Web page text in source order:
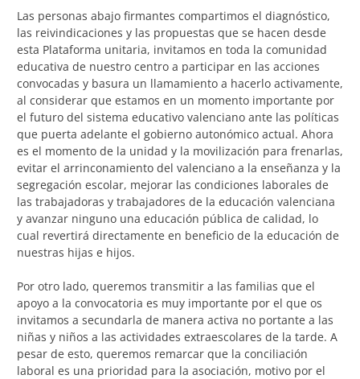
Las personas abajo firmantes compartimos el diagnóstico,
las reivindicaciones y las propuestas que se hacen desde
esta Plataforma unitaria, invitamos en toda la comunidad
educativa de nuestro centro a participar en las acciones
convocadas y basura un llamamiento a hacerlo activamente,
al considerar que estamos en un momento importante por
el futuro del sistema educativo valenciano ante las políticas
que puerta adelante el gobierno autonómico actual. Ahora
es el momento de la unidad y la movilización para frenarlas,
evitar el arrinconamiento del valenciano a la enseñanza y la
segregación escolar, mejorar las condiciones laborales de
las trabajadoras y trabajadores de la educación valenciana
y avanzar ninguno una educación pública de calidad, lo
cual revertirá directamente en beneficio de la educación de
nuestras hijas e hijos.
Por otro lado, queremos transmitir a las familias que el
apoyo a la convocatoria es muy importante por el que os
invitamos a secundarla de manera activa no portante a las
niñas y niños a las actividades extraescolares de la tarde. A
pesar de esto, queremos remarcar que la conciliación
laboral es una prioridad para la asociación, motivo por el